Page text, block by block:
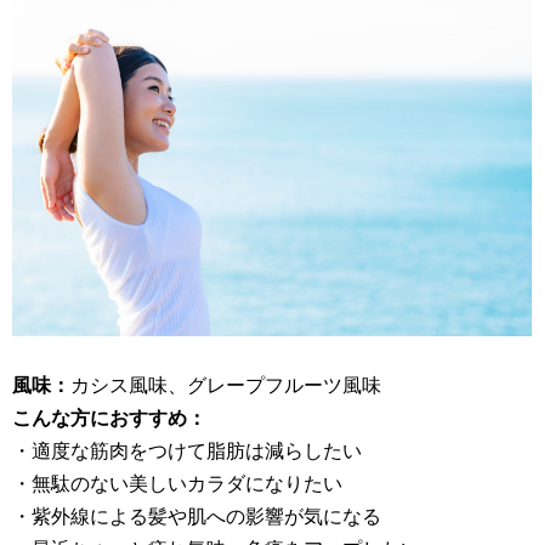
風味： カシス風味、グレープフルーツ風味
こんな方におすすめ：
・適度な筋肉をつけて脂肪は減らしたい
・無駄のない美しいカラダになりたい
・紫外線による髪や肌への影響が気になる